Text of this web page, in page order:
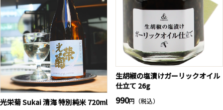
今の時期にスッキリと楽しめる季
節限定酒です。 海松MIRUとは、
海中で育つ海藻から生まれた伝統
色の一色です。
無濾過生ならではのフレッシュ感
と、柔らかく伸びやかな味わいが
心地よく、これからの季節にぴっ
たりの一本です。
定番の表翠玉とはまた違う、味わ
いのコントラストもぜひお楽しみ
ください。しっかり冷やしてお楽
しみください。
光栄菊 Sukai 清海 特別純米 720ml
生胡椒の塩漬けガーリックオイル
仕立て 26g
990円（税込）